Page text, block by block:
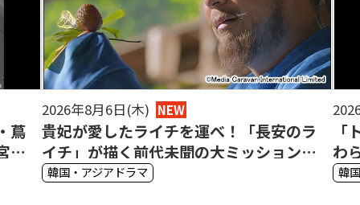
ラ
2026年8月5日(水) NEW
「トッケビ」から10年！コン・ユとの変
わらぬ絆も話題のキム・ゴウンに支持が
集まる理由
韓国・アジアドラマ
お
ほ
国